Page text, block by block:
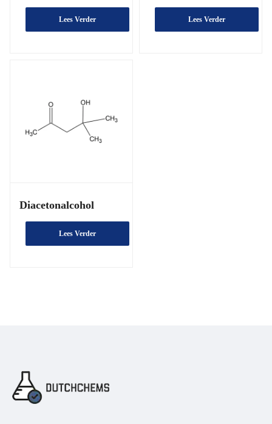
Lees Verder Lees Verder
Diacetonalcohol
Lees Verder